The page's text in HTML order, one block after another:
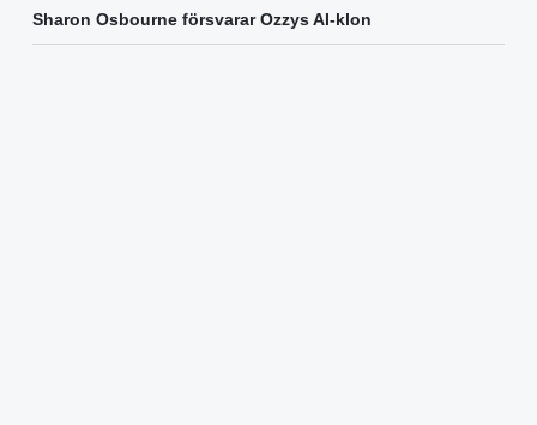
Sharon Osbourne försvarar Ozzys AI-klon